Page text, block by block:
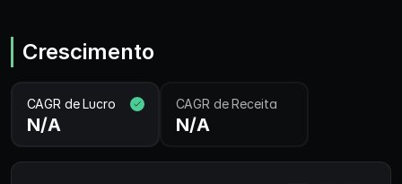
Crescimento
CAGR de Lucro
N/A
CAGR de Receita
N/A